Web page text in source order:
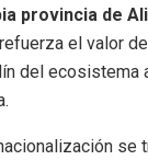
provincia de
el valor
del ecosistema
se